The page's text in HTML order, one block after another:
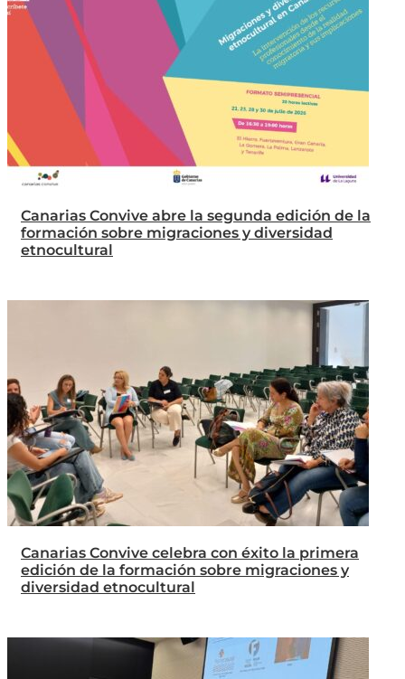
Canarias Convive abre la segunda edición de la
formación sobre migraciones y diversidad
etnocultural
Canarias Convive celebra con éxito la primera
edición de la formación sobre migraciones y
diversidad etnocultural